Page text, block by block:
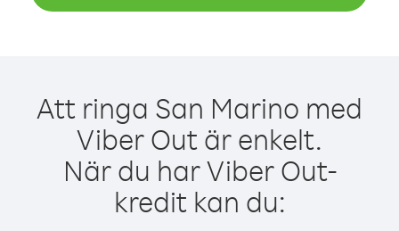
Att ringa San Marino med
Viber Out är enkelt.
När du har Viber Out-
kredit kan du: